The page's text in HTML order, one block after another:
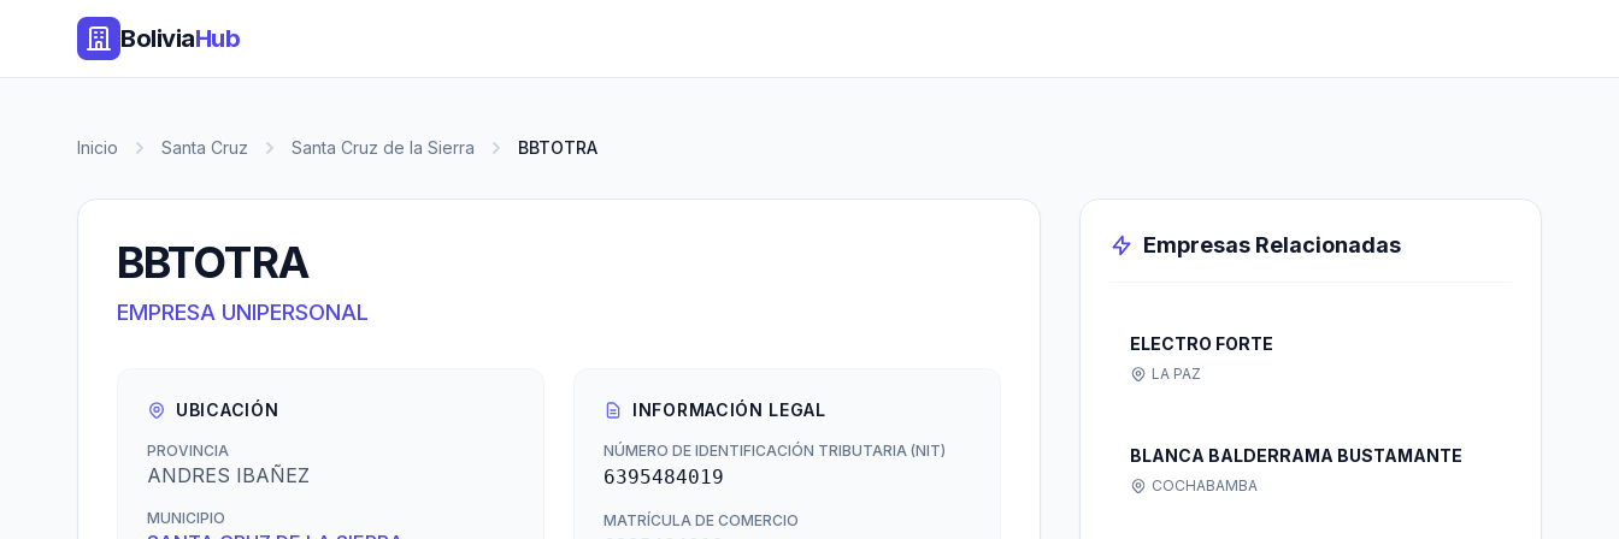
BoliviaHub
Inicio Santa Cruz Santa Cruz de la Sierra BBTOTRA
BBTOTRA
EMPRESA UNIPERSONAL
UBICACIÓN
PROVINCIA
ANDRES IBAÑEZ
MUNICIPIO
INFORMACIÓN LEGAL
NÚMERO DE IDENTIFICACIÓN TRIBUTARIA (NIT)
6395484019
MATRÍCULA DE COMERCIO
Empresas Relacionadas
ELECTRO FORTE
LA PAZ
BLANCA BALDERRAMA BUSTAMANTE
COCHABAMBA